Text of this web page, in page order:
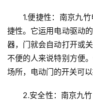
1.便捷性：南京九
捷性。它运用电动驱动
器，门就会自动打开或
不便的人来说特别方便
场所，电动门的开关可
2.安全性：南京九